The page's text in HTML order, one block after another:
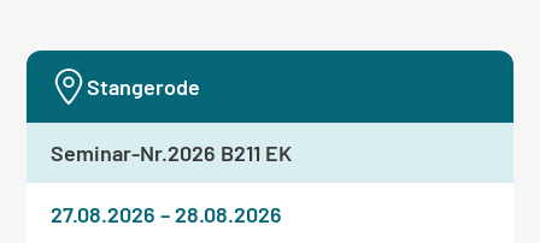
27.08.2026–28.08.2026
Stangerode
Seminar-Nr.2026 B211 EK